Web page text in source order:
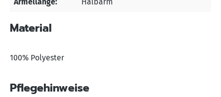
Ärmellänge: Halbarm
Material
100% Polyester
Pflegehinweise